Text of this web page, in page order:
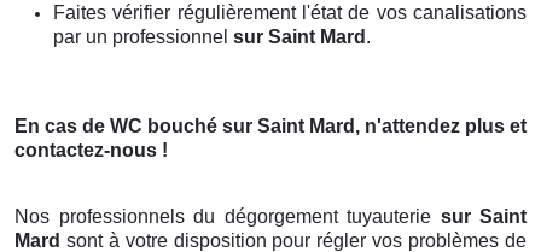
Faites vérifier régulièrement l'état de vos canalisations
par un professionnel sur Saint Mard .
En cas de WC bouché sur Saint Mard , n'attendez plus et
contactez-nous !
Nos professionnels du dégorgement tuyauterie sur Saint
Mard sont à votre disposition pour régler vos problèmes de